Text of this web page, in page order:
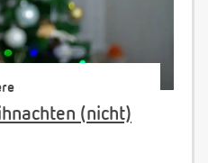
(nicht)